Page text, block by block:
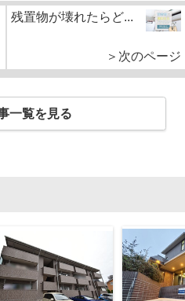
残置物が壊れたらど...
＞次のページ
一覧を見る